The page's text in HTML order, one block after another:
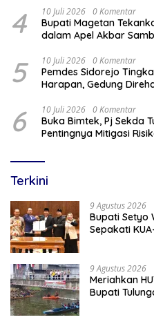
4 10 Juli 2026 0 Komentar
Bupati Magetan
dalam Apel Akbar
5 10 Juli 2026 0 Komentar
Pemdes Sidorejo
Harapan, Gedung
6 10 Juli 2026 0 Komentar
Buka Bimtek, Pj Sekda
Pentingnya Mitigasi
Terkini
9 Agustus 2026
Bupati Setyo
Sepakati
9 Agustus 2026
Meriahkan
Bupati